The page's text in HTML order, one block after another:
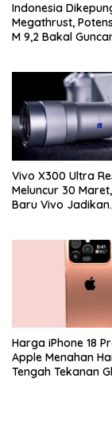
Indonesia
Megathrust,
M 9,2 Bakal
Vivo X300 Ultra
Meluncur 30
Baru Vivo Jadikan
Harga iPhone 18
Apple Menahan
Tengah Tekanan